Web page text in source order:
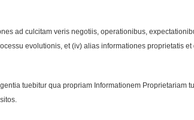
ad culcitam veris negotiis, operationibus,
evolutionis, et (iv) alias informationes proprietatis
tuebitur qua propriam Informationem Proprietariam